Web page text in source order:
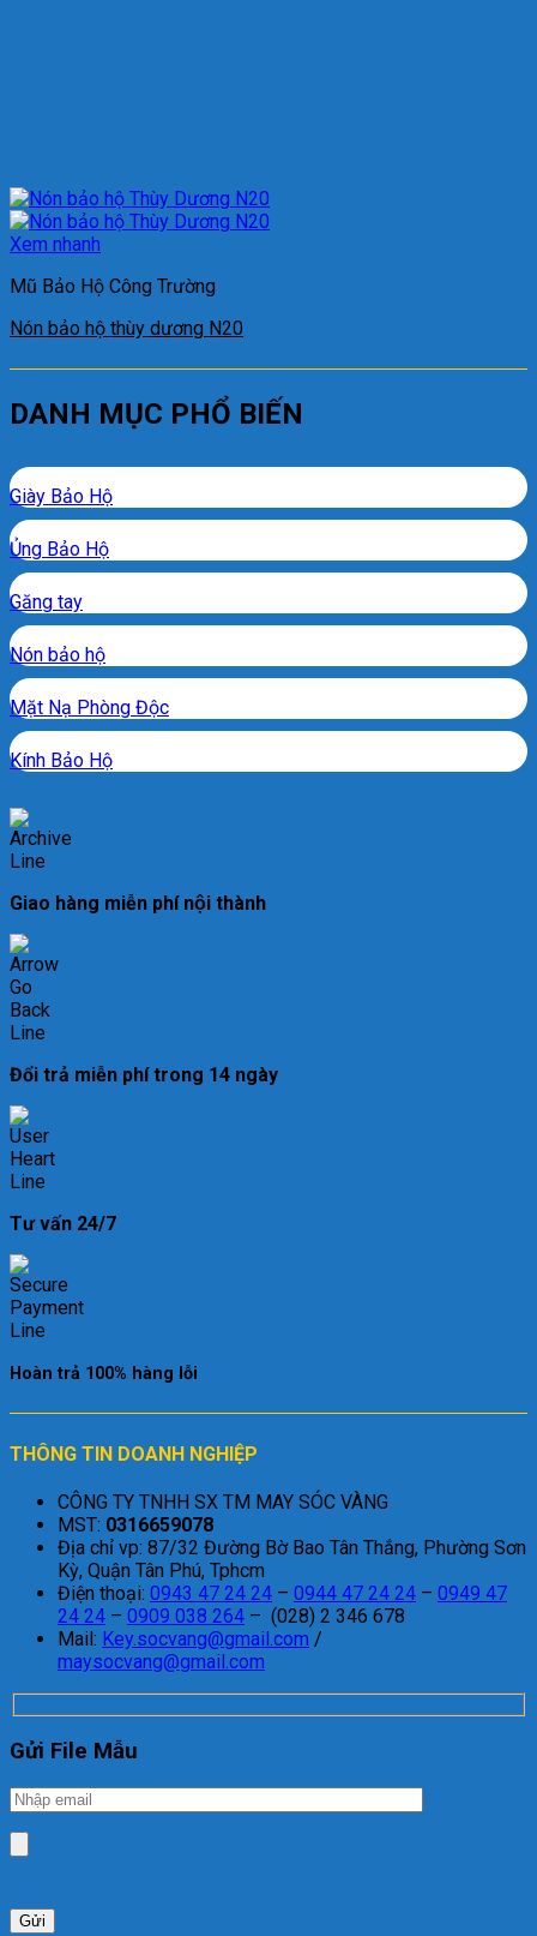
Xem nhanh
Mũ Bảo Hộ Công Trường
Nón bảo hộ thùy dương N20
DANH MỤC PHỔ BIẾN
Giày Bảo Hộ
Ủng Bảo Hộ
Găng tay
Nón bảo hộ
Mặt Nạ Phòng Độc
Kính Bảo Hộ
Giao hàng miễn phí nội thành
Đổi trả miễn phí trong 14 ngày
Tư vấn 24/7
Hoàn trả 100% hàng lỗi
THÔNG TIN DOANH NGHIỆP
CÔNG TY TNHH SX TM MAY SÓC VÀNG
MST: 0316659078
Địa chỉ vp: 87/32 Đường Bờ Bao Tân Thắng, Phường Sơn
Kỳ, Quận Tân Phú, Tphcm
Điện thoại: 0943 47 24 24 – 0944 47 24 24 – 0949 47
24 24 – 0909 038 264 – (028) 2 346 678
Mail: Key.socvang@gmail.com /
maysocvang@gmail.com
Gửi File Mẫu